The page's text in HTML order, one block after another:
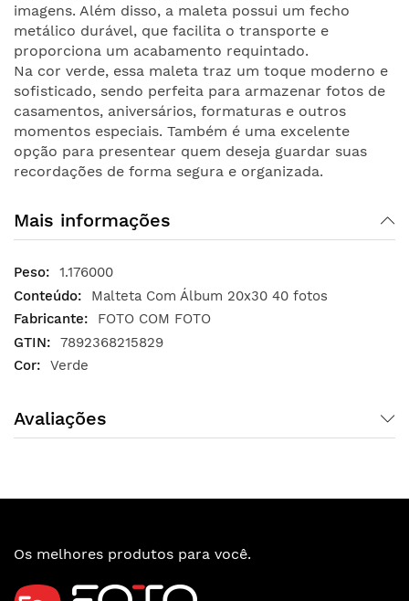
imagens. Além disso, a maleta possui um fecho
metálico durável, que facilita o transporte e
proporciona um acabamento requintado.
Na cor verde, essa maleta traz um toque moderno e
sofisticado, sendo perfeita para armazenar fotos de
casamentos, aniversários, formaturas e outros
momentos especiais. Também é uma excelente
opção para presentear quem deseja guardar suas
recordações de forma segura e organizada.
Mais informações
1.176000
Malteta Com Álbum 20x30 40 fotos
FOTO COM FOTO
7892368215829
Verde
Avaliações
Os melhores produtos para você.